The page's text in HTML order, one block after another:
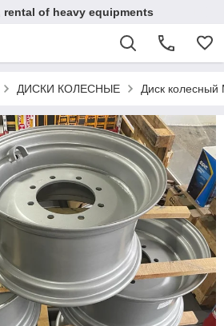
rental of heavy equipments
ДИСКИ КОЛЕСНЫЕ Диск колесный